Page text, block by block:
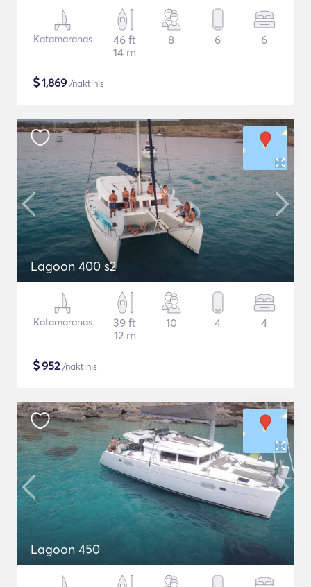
Katamaranas
46 ft
14 m
8 6 6
$1,869 /naktinis
Lagoon 400 s2
Katamaranas
39 ft
12 m
10 4 4
$952/naktinis
Lagoon 450